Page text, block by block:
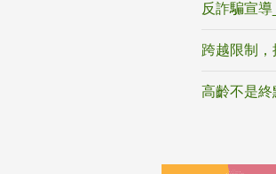
反詐騙宣
跨越限制
高齡不是